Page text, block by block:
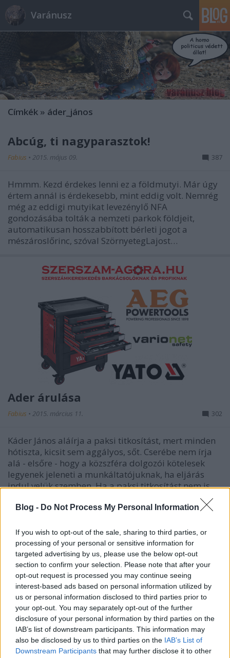
Blog - Do Not Process My Personal Information
If you wish to opt-out of the sale, sharing to third parties, or
processing of your personal or sensitive information for
targeted advertising by us, please use the below opt-out
section to confirm your selection. Please note that after your
opt-out request is processed you may continue seeing
interest-based ads based on personal information utilized by
us or personal information disclosed to third parties prior to
your opt-out. You may separately opt-out of the further
disclosure of your personal information by third parties on the
IAB’s list of downstream participants. This information may
also be disclosed by us to third parties on the IAB’s List of
Downstream Participants that may further disclose it to other
Varánusz
Címkék » áder_jános
Abcúg, ti nagyparasztok!
Fabius • 2015. május 09. 387
Hmmm. Kezd érdekes lenni ez a földmutyi. Már úgy
értem annál is érdekesebb, mint eddig volt. Nemrég
még az eddigi mutyikat levezénylő NFA
gondozásába tolták a nemzeti parkok földjeit,
automatikusan hosszabbított bérleti jogot a
mészároslőrinc, szóval SzörnyetegLajost…
Áder árulása
Fabius • 2015. március 11. 302
Káder János aláírja a paksi titkosítást, mert minden
hótiszta, kicsit sem aggályos, sőt. Cserébe nem írja
alá - elsőre - hogy a közszféra dolgozói kötelesek
legyenek jeleneti a munkáltatójuknak, ha eljárás
indul velük szemben. Ha a paksi titkosítást nem is,
termőre fordult
Fabius•2014. március 05.
Káder Janó ezt elintézte. Jó, mondjuk nem volt nehéz
dolga, a kétharmad és Viktor gondolom örömmel
fogadták mikor kiötlötte az új VT két fő szabályát: -
ágyin: Lejtsen mifelénk a pálya, kompenzáljuk a
választókerületi győztest is, - dvá: Aprózzuk fel az
ellenzéket…